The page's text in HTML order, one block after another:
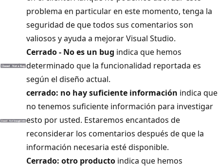
problema en particular en este momento, tenga la
seguridad de que todos sus comentarios son
valiosos y ayuda a mejorar Visual Studio.
Cerrado - No es un bug indica que hemos
determinado que la funcionalidad reportada es
según el diseño actual.
cerrado: no hay suficiente información indica que
no tenemos suficiente información para investigar
esto por usted. Estaremos encantados de
reconsiderar los comentarios después de que la
información necesaria esté disponible.
Cerrado: otro producto indica que hemos